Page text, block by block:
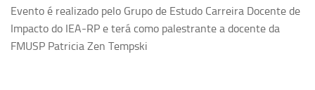
Grupos de Pesquisa
Criminologia Experimental e Segurança Pública
Direito e Tecnologia (Tech Law)
Evento é realizado pelo Grupo de Estudo Carreira Docente de
Impacto do IEA-RP e terá como palestrante a docente da
FMUSP Patricia Zen Tempski